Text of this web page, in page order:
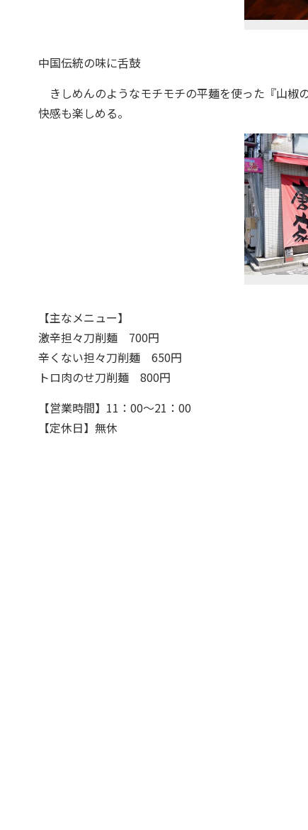
中国伝統の味に舌鼓
きしめんのようなモチモチの平麺を使った『山椒
快感も楽しめる。
【主なメニュー】
激辛担々刀削麺 700円
辛くない担々刀削麺 650円
トロ肉のせ刀削麺 800円
【営業時間】11：00～21：00
【定休日】無休